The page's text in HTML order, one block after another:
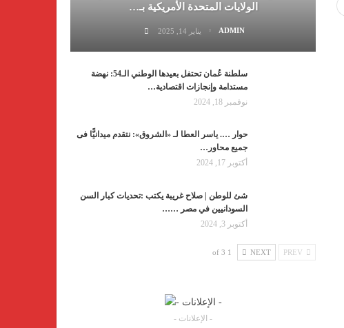
الولايات المتحدة الأمريكية بـ…
ADMIN يناير 14, 2025
سلطنة عُمان تحتفل بعيدها الوطني الـ54: نهضة
مستدامة وإنجازات اقتصادية…
نوفمبر 18, 2024
حوار …. ياسر العطا لـ «الشروق»: نتقدم ميدانيًّا فى
جميع محاور…
أكتوبر 17, 2024
شئ للوطن | صلاح غريبة يكتب :تحديات كبار السن
السودانيين في مصر ……
أكتوبر 3, 2024
NEXT
1 of 3
- الإعلانات -